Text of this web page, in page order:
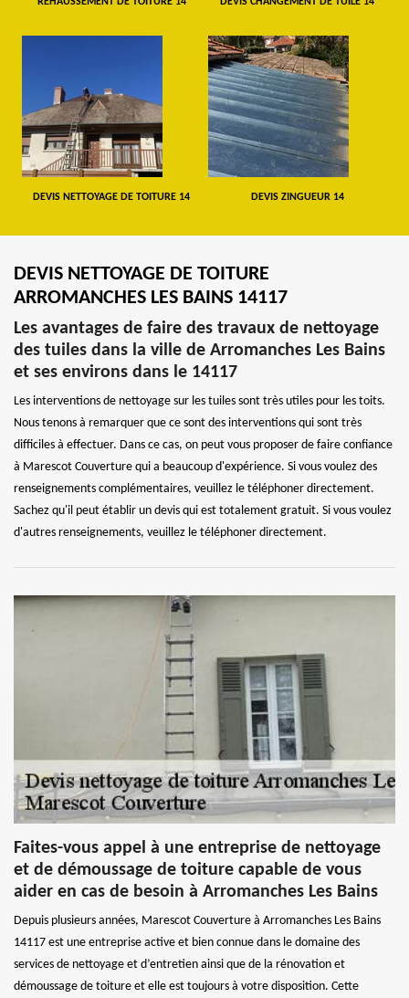
DEVIS NETTOYAGE DE TOITURE 14 DEVIS ZINGUEUR 14
DEVIS NETTOYAGE DE TOITURE
ARROMANCHES LES BAINS 14117
Les avantages de faire des travaux de nettoyage
des tuiles dans la ville de Arromanches Les Bains
et ses environs dans le 14117
Les interventions de nettoyage sur les tuiles sont très utiles pour les toits.
Nous tenons à remarquer que ce sont des interventions qui sont très
difficiles à effectuer. Dans ce cas, on peut vous proposer de faire confiance
à Marescot Couverture qui a beaucoup d'expérience. Si vous voulez des
renseignements complémentaires, veuillez le téléphoner directement.
Sachez qu'il peut établir un devis qui est totalement gratuit. Si vous voulez
d'autres renseignements, veuillez le téléphoner directement.
Faites-vous appel à une entreprise de nettoyage
et de démoussage de toiture capable de vous
aider en cas de besoin à Arromanches Les Bains
Depuis plusieurs années, Marescot Couverture à Arromanches Les Bains
14117 est une entreprise active et bien connue dans le domaine des
services de nettoyage et d’entretien ainsi que de la rénovation et
démoussage de toiture et elle est toujours à votre disposition. Cette